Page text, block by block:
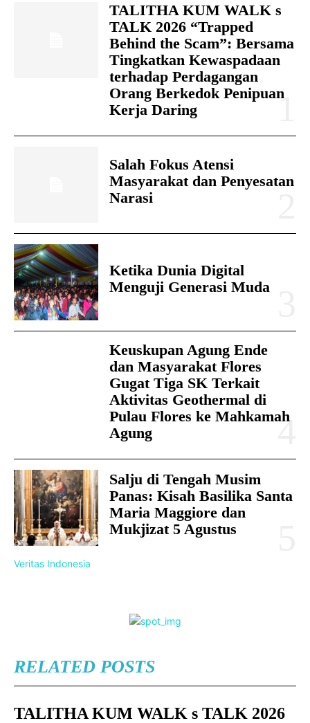
TALITHA KUM WALK s
TALK 2026 “Trapped
Behind the Scam”: Bersama
Tingkatkan Kewaspadaan
terhadap Perdagangan
Orang Berkedok Penipuan
Kerja Daring
Salah Fokus Atensi
Masyarakat dan Penyesatan
Narasi
Ketika Dunia Digital
Menguji Generasi Muda
Keuskupan Agung Ende
dan Masyarakat Flores
Gugat Tiga SK Terkait
Aktivitas Geothermal di
Pulau Flores ke Mahkamah
Agung
Salju di Tengah Musim
Panas: Kisah Basilika Santa
Maria Maggiore dan
Mukjizat 5 Agustus
Veritas Indonesia
RELATED POSTS
TALITHA KUM WALK s TALK 2026